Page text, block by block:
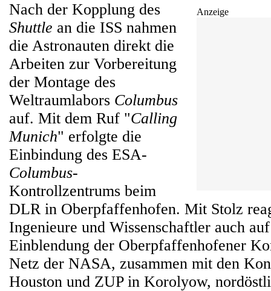
Anzeige
Nach der Kopplung des
Shuttle an die ISS nahmen
die Astronauten direkt die
Arbeiten zur Vorbereitung
der Montage des
Weltraumlabors Columbus
auf. Mit dem Ruf "Calling
Munich" erfolgte die
Einbindung des ESA-
Columbus-
Kontrollzentrums beim
DLR in Oberpfaffenhofen. Mit Stolz
Ingenieure und Wissenschaftler auch
Einblendung der Oberpfaffenhofener
Netz der NASA, zusammen mit den
Houston und ZUP in Korolyow,